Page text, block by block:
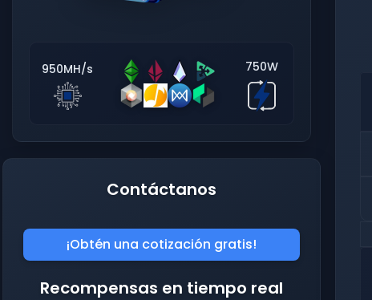
950MH/s 750W
Contáctanos
¡Obtén una cotización gratis!
Recompensas en tiempo real